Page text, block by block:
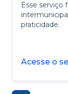
Esse serviço
praticidade.
Acesse o